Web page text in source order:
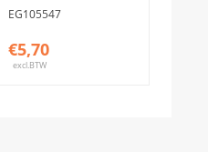
EG105547
€5,70
excl.BTW